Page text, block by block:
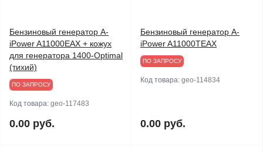
Бензиновый генератор A-
iPower A11000EAX + кожух
для генератора 1400-Optimal
(тихий)
ПО ЗАПРОСУ
Код товара: geo-117483
0.00 руб.
Бензиновый генератор A-
iPower A11000TEAX
ПО ЗАПРОСУ
Код товара: geo-114834
0.00 руб.